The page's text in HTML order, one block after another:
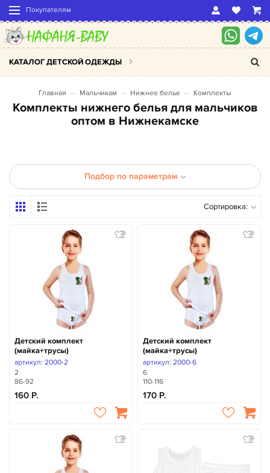
Покупателям
КАТАЛОГ ДЕТСКОЙ ОДЕЖДЫ
Главная Мальчикам Нижнее белье Комплекты
Комплекты нижнего белья для мальчиков
оптом в Нижнекамске
Подбор по параметрам
Сортировка:
Детский комплект
(майка+трусы)
артикул: 2000-2
2
86-92
160
Детский комплект
(майка+трусы)
артикул: 2000-6
6
110-116
170